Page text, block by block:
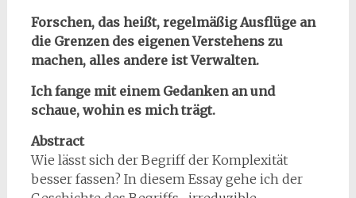
Forschen, das heißt, regelmäßig Ausflüge an
die Grenzen des eigenen Verstehens zu
machen, alles andere ist Verwalten.
Ich fange mit einem Gedanken an und
schaue, wohin es mich trägt.
Abstract
Wie lässt sich der Begriff der Komplexität
besser fassen? In diesem Essay gehe ich der